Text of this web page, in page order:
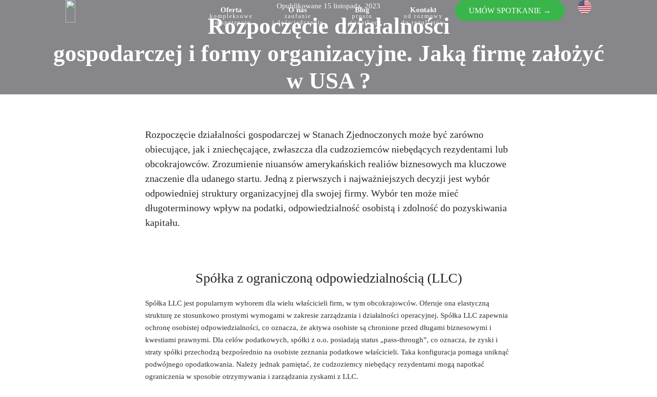
Oferta
kompleksowe
kompetencje
O nas
zaufanie
i doświadczenie
Blog
prosto
o podatkach
Kontakt
od rozmowy
do rezultatów
UMÓW SPOTKANIE →
Opublikowane 15 listopada, 2023
Rozpoczęcie działalności
gospodarczej i formy organizacyjne. Jaką firmę założyć
w USA ?
Rozpoczęcie działalności gospodarczej w Stanach Zjednoczonych może być zarówno
obiecujące, jak i zniechęcające, zwłaszcza dla cudzoziemców niebędących rezydentami lub
obcokrajowców. Zrozumienie niuansów amerykańskich realiów biznesowych ma kluczowe
znaczenie dla udanego startu. Jedną z pierwszych i najważniejszych decyzji jest wybór
odpowiedniej struktury organizacyjnej dla swojej firmy. Wybór ten może mieć
długoterminowy wpływ na podatki, odpowiedzialność osobistą i zdolność do pozyskiwania
kapitału.
Spółka z ograniczoną odpowiedzialnością (LLC)
Spółka LLC jest popularnym wyborem dla wielu właścicieli firm, w tym obcokrajowców. Oferuje ona elastyczną
strukturę ze stosunkowo prostymi wymogami w zakresie zarządzania i działalności operacyjnej. Spółka LLC zapewnia
ochronę osobistej odpowiedzialności, co oznacza, że aktywa osobiste są chronione przed długami biznesowymi i
kwestiami prawnymi. Dla celów podatkowych, spółki z o.o. posiadają status „pass-through”, co oznacza, że zyski i
straty spółki przechodzą bezpośrednio na osobiste zeznania podatkowe właścicieli. Taka konfiguracja pomaga uniknąć
podwójnego opodatkowania. Należy jednak pamiętać, że cudzoziemcy niebędący rezydentami mogą napotkać
ograniczenia w sposobie otrzymywania i zarządzania zyskami z LLC.